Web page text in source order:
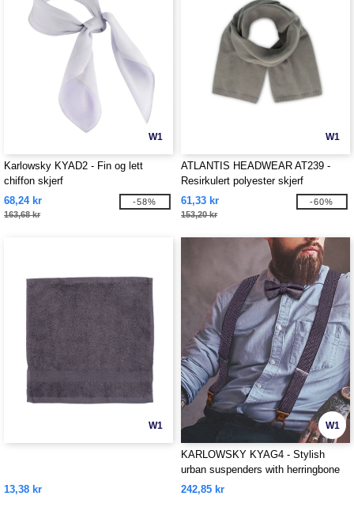
W1
Karlowsky KYAD2 - Fin og lett
chiffon skjerf
68,24 kr
163,68 kr
-58%
W1
ATLANTIS HEADWEAR AT239 -
Resirkulert polyester skjerf
61,33 kr
153,20 kr
-60%
W1
13,38 kr
W1
KARLOWSKY KYAG4 - Stylish
urban suspenders with herringbone
pattern
242,85 kr